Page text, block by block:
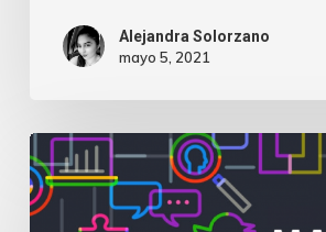
Alejandra Solorzano
mayo 5, 2021
pasos
para